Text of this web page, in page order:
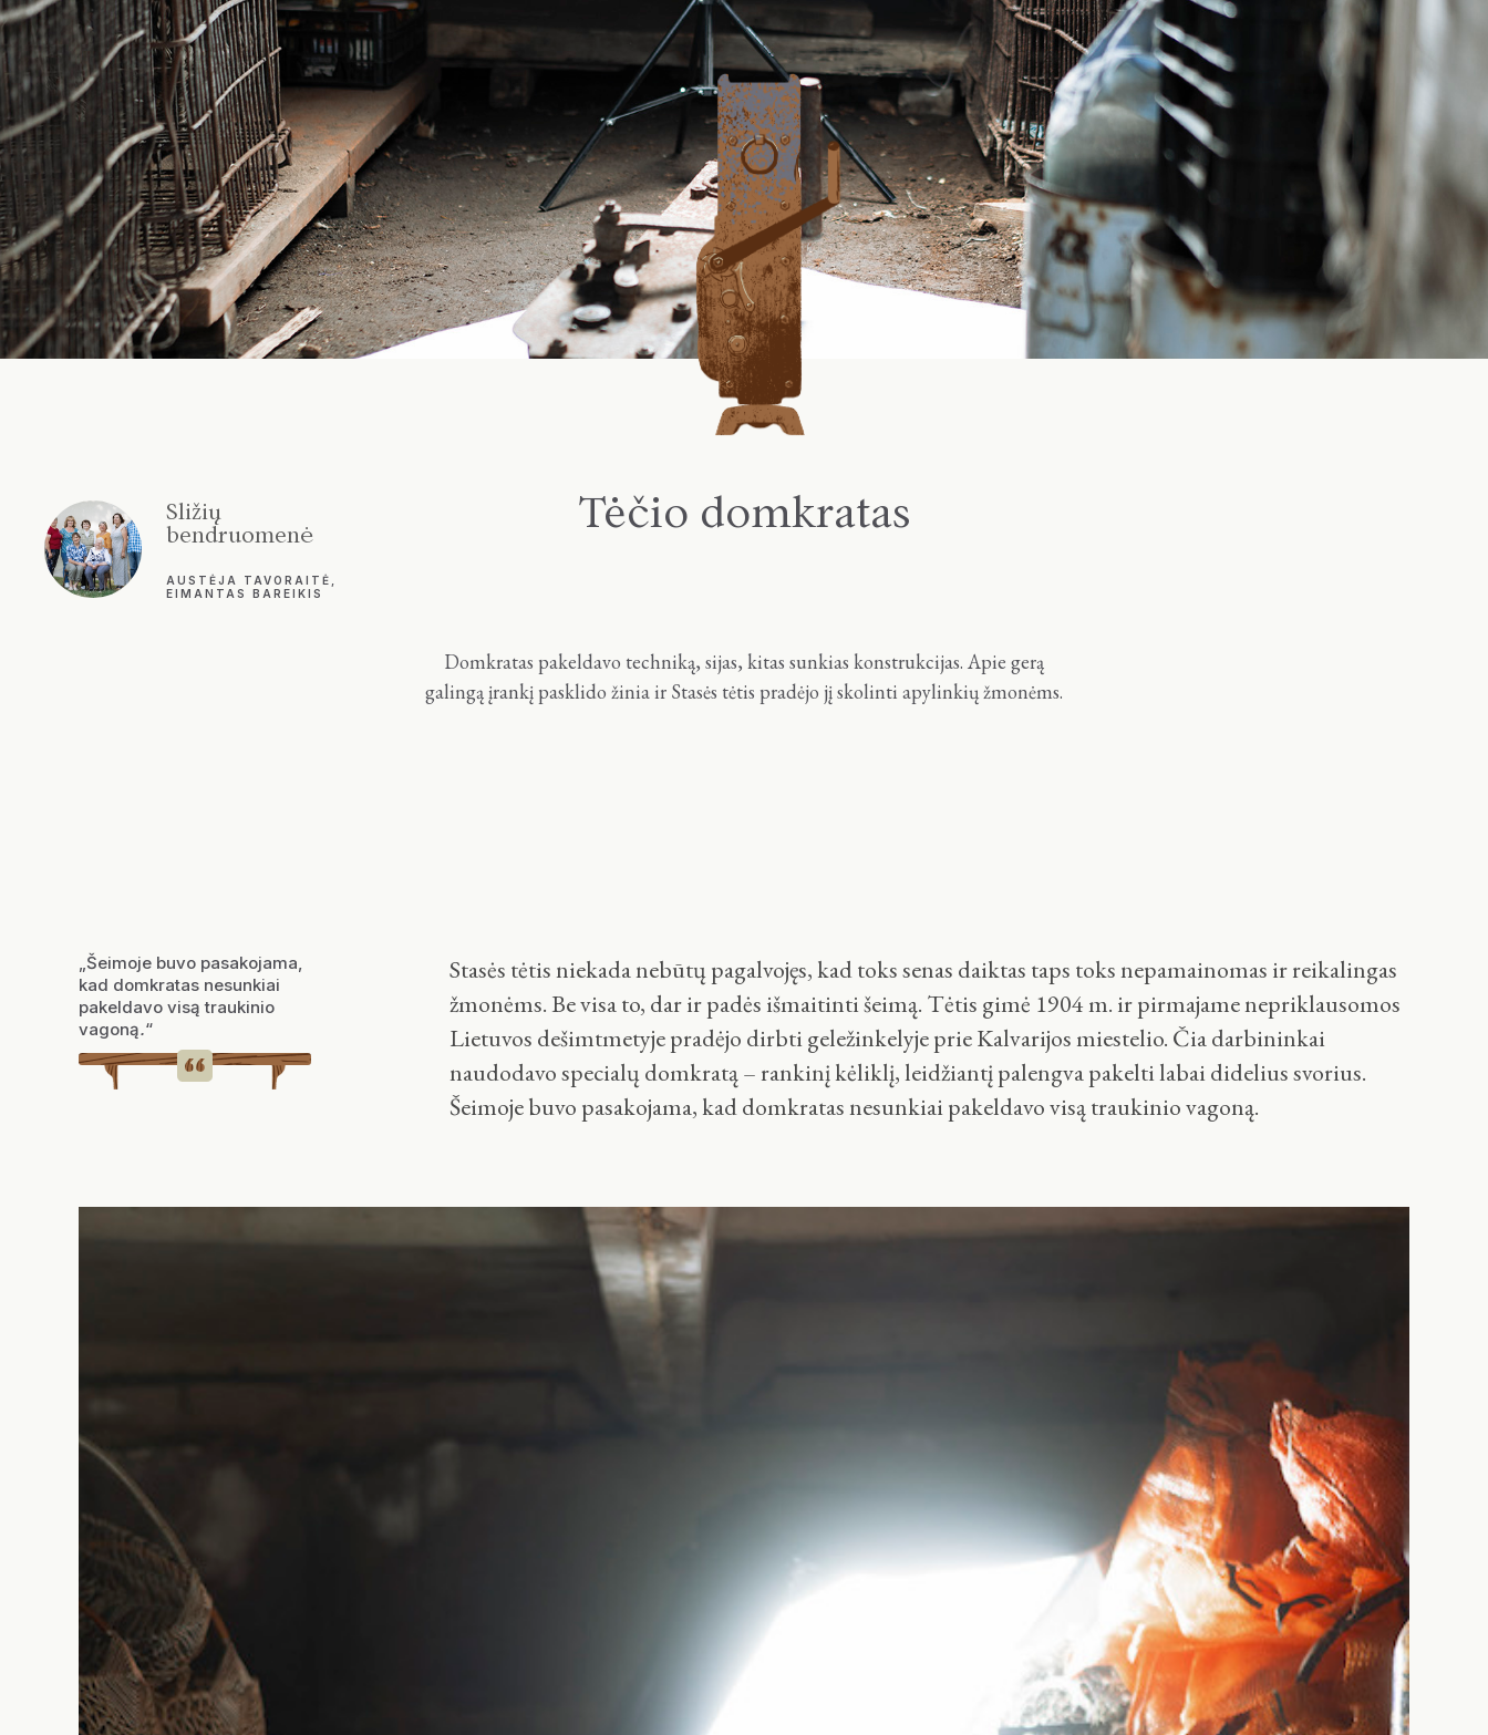
Tėčio domkratas
Sližių
bendruomenė
AUSTĖJA TAVORAITĖ,
EIMANTAS BAREIKIS
Domkratas pakeldavo techniką, sijas, kitas sunkias konstrukcijas. Apie gerą
galingą įrankį pasklido žinia ir Stasės tėtis pradėjo jį skolinti apylinkių žmonėms.
„Šeimoje buvo pasakojama,
kad domkratas nesunkiai
pakeldavo visą traukinio
vagoną.“
Stasės tėtis niekada nebūtų pagalvojęs, kad toks senas daiktas taps toks nepamainomas ir reikalingas
žmonėms. Be visa to, dar ir padės išmaitinti šeimą. Tėtis gimė 1904 m. ir pirmajame nepriklausomos
Lietuvos dešimtmetyje pradėjo dirbti geležinkelyje prie Kalvarijos miestelio. Čia darbininkai
naudodavo specialų domkratą – rankinį kėliklį, leidžiantį palengva pakelti labai didelius svorius.
Šeimoje buvo pasakojama, kad domkratas nesunkiai pakeldavo visą traukinio vagoną.